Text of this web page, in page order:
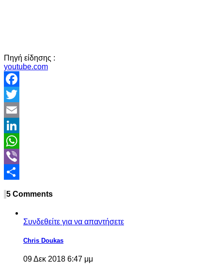
Πηγή είδησης :
youtube.com
Facebook
Twitter
Email
LinkedIn
WhatsApp
Viber
5 Comments
Συνδεθείτε για να απαντήσετε
Chris Doukas
09 Δεκ 2018 6:47 μμ